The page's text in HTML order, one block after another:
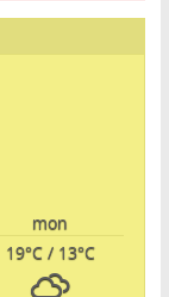
mon
19°C/ 13°C